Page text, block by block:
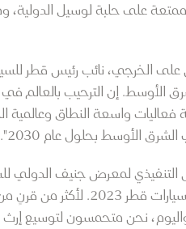
على حلبة لوسيل الدولية،
الخرجي، نائب رئيس قطر
الأوسط. إن الترحيب
فعاليات واسعة النطاق
الأوسط بحلول عام 2030".
التنفيذي لمعرض جنيف
النسخة الأولى من معرض
واليوم، نحن متحمسون لتوسيع